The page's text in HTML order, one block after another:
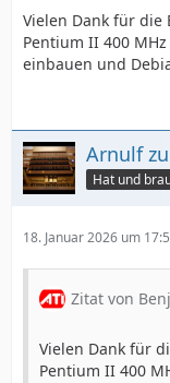
Vielen Dank für
Pentium II 400
einbauen und
Arnulf
18. Januar 2026 um
Zitat von
Vielen Dank für
Pentium II 400